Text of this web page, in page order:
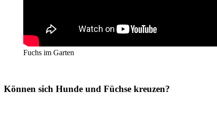
Fuchs im Garten
Können sich Hunde und Füchse kreuzen?